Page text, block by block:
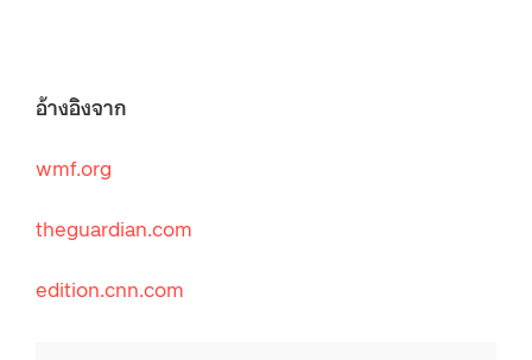
อ้างอิงจาก
wmf.org
theguardian.com
edition.cnn.com